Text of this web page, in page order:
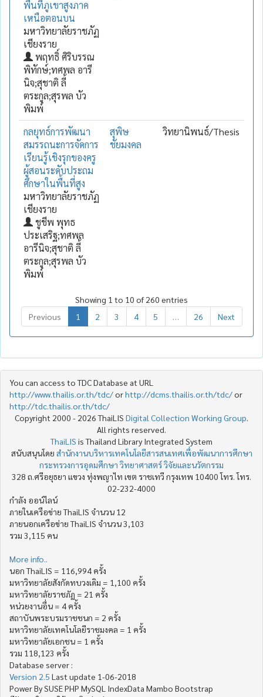
พื้นที่ภูเขาสูงภาค
เหนือตอนบน
มหาวิทยาลัยราชภัฏ
เชียงราย
พฤทธิ์ ศิริบรรณ
พิทักษ์;ทศพล อารี
นิจ;สุชาติ ลี้
ตระกูล;สุรพล บัว
พิมพ์
กลยุทธ์การพัฒนา
สมรรถนะการจัดการ
เรียนรู้เชิงรุกของครู
ผู้สอนระดับประถม
ศึกษาในพื้นที่สูง
มหาวิทยาลัยราชภัฏ
เชียงราย
ชูชีพ พุทธ
ประเสริฐ;ทศพล
อารีนิจ;สุชาติ ลี้
ตระกูล;สุรพล บัว
พิมพ์
สุพิษ
ชัยมงคล
วิทยานิพนธ์/Thesis
Showing 1 to 10 of 260 entries
Previous
1 2 3 4 5 26 Next
You can access to TDC Database at URL
http://www.thailis.or.th/tdc/orhttp://dcms.thailis.or.th/tdc/or
http://tdc.thailis.or.th/tdc/
Copyright 2000 - 2026 ThaiLIS Digital Collection Working Group
All rights reserved.
ThaiLIS is Thailand Library Integrated System
สนับสนุนโดย สำนักงานบริหารเทคโนโลยีสารสนเทศเพื่อพัฒนาการศึกษา
กระทรวงการอุดมศึกษา วิทยาศาสตร์ วิจัยและนวัตกรรม
328 ถ.ศรีอยุธยา แขวง ทุ่งพญาไท เขต ราชเทวี กรุงเทพ 10400 โทร. โทร.
02-232-4000
กำลัง ออน์ไลน์
ภายในเครือข่าย ThaiLIS จำนวน 12
ภายนอกเครือข่าย ThaiLIS จำนวน 3,103
รวม 3,115 คน
More info..
นอก ThaiLIS = 116,994 ครั้ง
มหาวิทยาลัยสังกัดทบวงเดิม = 1,100 ครั้ง
มหาวิทยาลัยราชภัฏ = 21 ครั้ง
หน่วยงานอื่น = 4 ครั้ง
สถาบันพระบรมราชชนก = 2 ครั้ง
มหาวิทยาลัยเทคโนโลยีราชมงคล = 1 ครั้ง
มหาวิทยาลัยเอกชน = 1 ครั้ง
รวม 118,123 ครั้ง
Database server :
Version 2.5 Last update 1-06-2018
Power By SUSE PHP MySQL IndexData Mambo Bootstrap